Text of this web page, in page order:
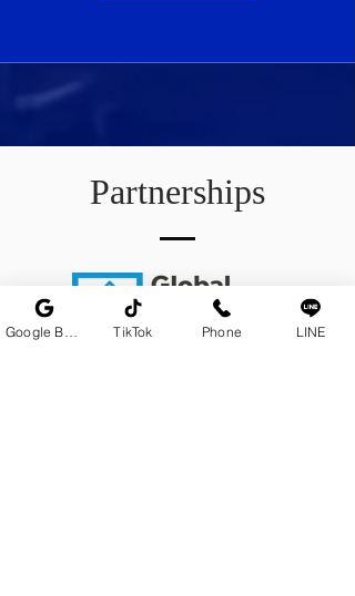
Partnerships
TikTok Phone LINE